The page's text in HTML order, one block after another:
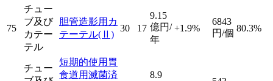
75
チュー
ブ及び
カテー
テル
胆管造影用カ
テーテル(Ⅱ)
30 17
9.15
億円/
年
+1.9%
6843
円/個 80.3%
チュー
短期的使用胃
食道用滅菌済
8.9